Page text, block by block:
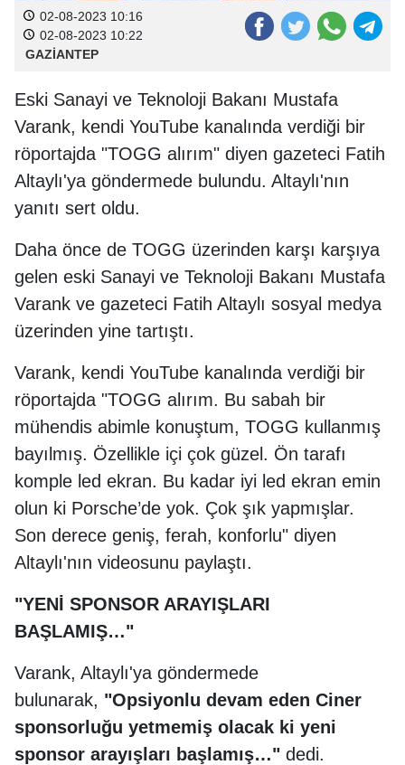
02-08-2023 10:16
02-08-2023 10:22
GAZİANTEP
Eski Sanayi ve Teknoloji Bakanı Mustafa
Varank, kendi YouTube kanalında verdiği bir
röportajda "TOGG alırım" diyen gazeteci Fatih
Altaylı'ya göndermede bulundu. Altaylı'nın
yanıtı sert oldu.
Daha önce de TOGG üzerinden karşı karşıya
gelen eski Sanayi ve Teknoloji Bakanı Mustafa
Varank ve gazeteci Fatih Altaylı sosyal medya
üzerinden yine tartıştı.
Varank, kendi YouTube kanalında verdiği bir
röportajda "TOGG alırım. Bu sabah bir
mühendis abimle konuştum, TOGG kullanmış
bayılmış. Özellikle içi çok güzel. Ön tarafı
komple led ekran. Bu kadar iyi led ekran emin
olun ki Porsche’de yok. Çok şık yapmışlar.
Son derece geniş, ferah, konforlu" diyen
Altaylı'nın videosunu paylaştı.
"YENİ SPONSOR ARAYIŞLARI
BAŞLAMIŞ…"
Varank, Altaylı'ya göndermede
bulunarak, "Opsiyonlu devam eden Ciner
sponsorluğu yetmemiş olacak ki yeni
sponsor arayışları başlamış…" dedi.